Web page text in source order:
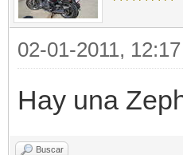
02-01-2011,
Hay una
Buscar